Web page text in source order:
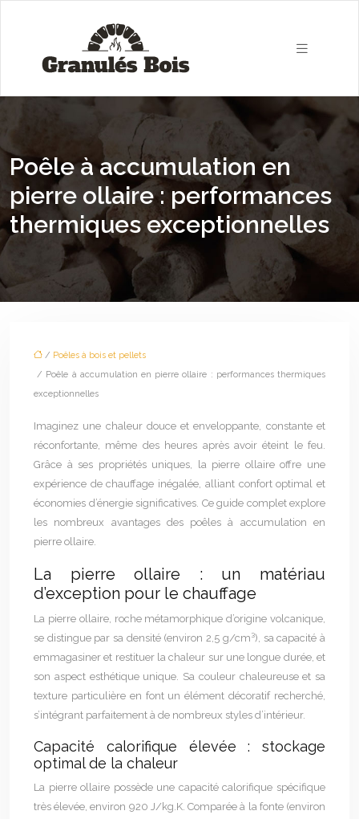
Poêle à accumulation en
pierre ollaire : performances
thermiques exceptionnelles
/ Poêles à bois et pellets
/ Poêle à accumulation en pierre ollaire : performances thermiques
exceptionnelles
Imaginez une chaleur douce et enveloppante, constante et
réconfortante, même des heures après avoir éteint le feu.
Grâce à ses propriétés uniques, la pierre ollaire offre une
expérience de chauffage inégalée, alliant confort optimal et
économies d’énergie significatives. Ce guide complet explore
les nombreux avantages des poêles à accumulation en
pierre ollaire.
La pierre ollaire : un matériau
d’exception pour le chauffage
La pierre ollaire, roche métamorphique d’origine volcanique,
se distingue par sa densité (environ 2,5 g/cm³), sa capacité à
emmagasiner et restituer la chaleur sur une longue durée, et
son aspect esthétique unique. Sa couleur chaleureuse et sa
texture particulière en font un élément décoratif recherché,
s’intégrant parfaitement à de nombreux styles d’intérieur.
Capacité calorifique élevée : stockage
optimal de la chaleur
La pierre ollaire possède une capacité calorifique spécifique
très élevée, environ 920 J/kg.K. Comparée à la fonte (environ